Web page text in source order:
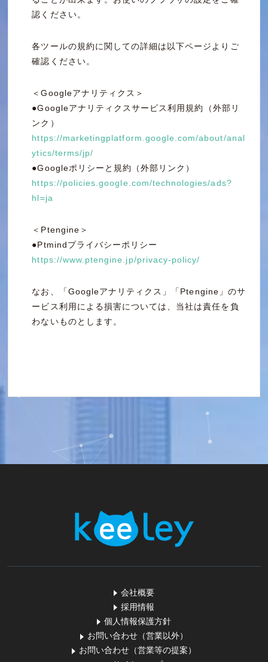
認ください。
各ツールの規約に関しての詳細は以下ページよりご
確認ください。
＜Googleアナリティクス＞
●Googleアナリティクスサービス利用規約（外部リ
ンク）
https://marketingplatform.google.com/about/anal
ytics/terms/jp/
●Googleポリシーと規約（外部リンク）
https://policies.google.com/technologies/ads?
hl=ja
＜Ptengine＞
●Ptmindプライバシーポリシー
https://www.ptengine.jp/privacy-policy/
なお、「Googleアナリティクス」「Ptengine」のサ
ービス利用による損害については、当社は責任を負
わないものとします。
会社概要
採用情報
個人情報保護方針
お問い合わせ（営業以外）
お問い合わせ（営業等の提案）